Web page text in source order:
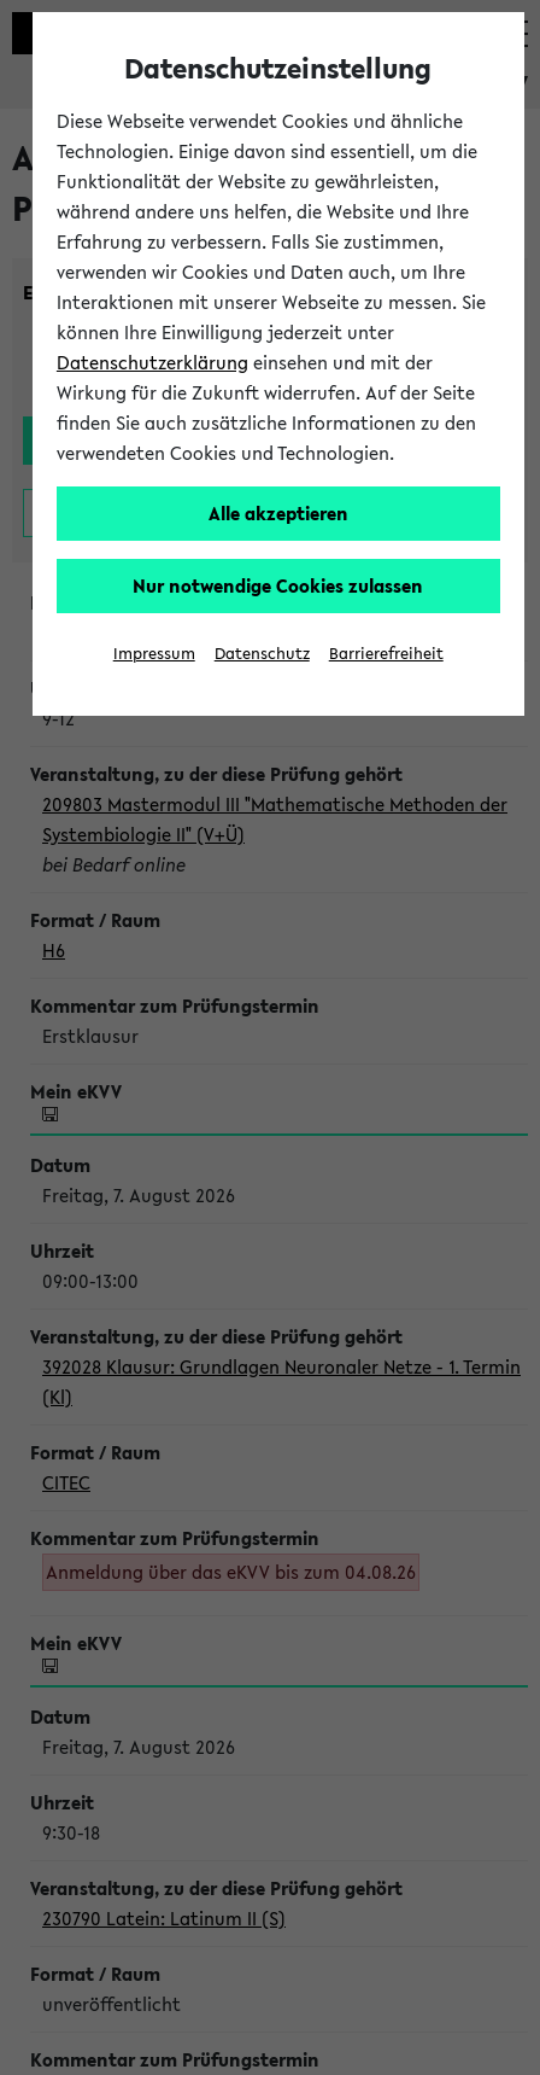
eKVV
Alle noch stattfindenden
Prüfungen
Einrichtung:
9-12
209803 Mastermodul III "Mathematische Methoden der
Systembiologie II" (V+Ü)
bei Bedarf online
H6
Erstklausur
Freitag, 7. August 2026
09:00-13:00
392028 Klausur: Grundlagen Neuronaler Netze - 1. Termin
(Kl)
CITEC
Anmeldung über das eKVV bis zum 04.08.26
Freitag, 7. August 2026
9:30-18
230790 Latein: Latinum II (S)
unveröffentlicht
Datenschutzeinstellung
Diese Webseite verwendet Cookies und ähnliche
Technologien. Einige davon sind essentiell, um die
Funktionalität der Website zu gewährleisten,
während andere uns helfen, die Website und Ihre
Erfahrung zu verbessern. Falls Sie zustimmen,
verwenden wir Cookies und Daten auch, um Ihre
Interaktionen mit unserer Webseite zu messen. Sie
können Ihre Einwilligung jederzeit unter
Datenschutzerklärung einsehen und mit der
Wirkung für die Zukunft widerrufen. Auf der Seite
finden Sie auch zusätzliche Informationen zu den
verwendeten Cookies und Technologien.
Alle akzeptieren
Nur notwendige Cookies zulassen
Impressum Datenschutz Barrierefreiheit